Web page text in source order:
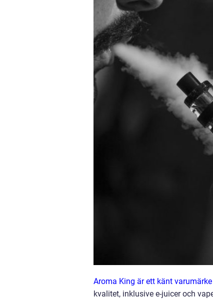
Aroma King är ett känt
kvalitet, inklusive e-juicer och